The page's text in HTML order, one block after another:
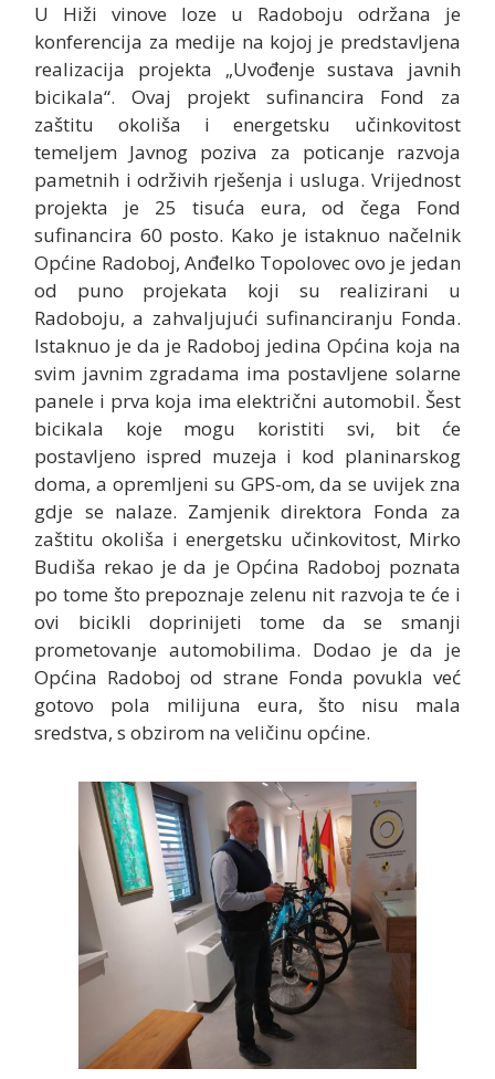
U Hiži vinove loze u Radoboju održana je
konferencija za medije na kojoj je predstavljena
realizacija projekta „Uvođenje sustava javnih
bicikala“. Ovaj projekt sufinancira Fond za
zaštitu okoliša i energetsku učinkovitost
temeljem Javnog poziva za poticanje razvoja
pametnih i održivih rješenja i usluga. Vrijednost
projekta je 25 tisuća eura, od čega Fond
sufinancira 60 posto. Kako je istaknuo načelnik
Općine Radoboj, Anđelko Topolovec ovo je jedan
od puno projekata koji su realizirani u
Radoboju, a zahvaljujući sufinanciranju Fonda.
Istaknuo je da je Radoboj jedina Općina koja na
svim javnim zgradama ima postavljene solarne
panele i prva koja ima električni automobil. Šest
bicikala koje mogu koristiti svi, bit će
postavljeno ispred muzeja i kod planinarskog
doma, a opremljeni su GPS-om, da se uvijek zna
gdje se nalaze. Zamjenik direktora Fonda za
zaštitu okoliša i energetsku učinkovitost, Mirko
Budiša rekao je da je Općina Radoboj poznata
po tome što prepoznaje zelenu nit razvoja te će i
ovi bicikli doprinijeti tome da se smanji
prometovanje automobilima. Dodao je da je
Općina Radoboj od strane Fonda povukla već
gotovo pola milijuna eura, što nisu mala
sredstva, s obzirom na veličinu općine.